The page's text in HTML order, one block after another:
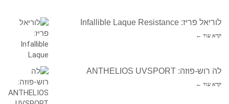
לוריאל פריז: Infallible Laque Resistance
קרא עוד ←
לה רוש-פוזה: ANTHELIOS UVSPORT
קרא עוד ←